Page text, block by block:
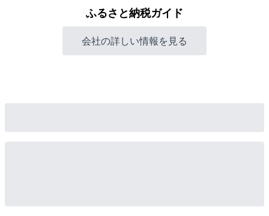
ふるさと納税ガイド
会社の詳しい情報を見る